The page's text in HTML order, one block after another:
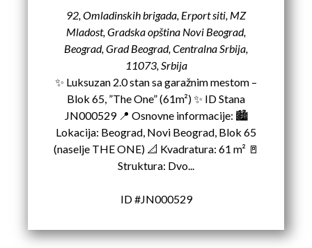
92, Omladinskih brigada, Erport siti, MZ
Mladost, Gradska opština Novi Beograd,
Beograd, Grad Beograd, Centralna Srbija,
11073, Srbija
✨ Luksuzan 2.0 stan sa garažnim mestom –
Blok 65, ”The One” (61m²) ✨ ID Stana
JN000529 📍 Osnovne informacije: 🏙️
Lokacija: Beograd, Novi Beograd, Blok 65
(naselje THE ONE) 📐 Kvadratura: 61 m² 🚪
Struktura: Dvo...
ID #JN000529